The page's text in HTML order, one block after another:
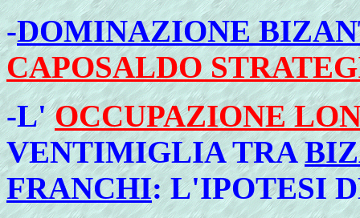
-DOMINAZIONE
CAPOSALDO
-L'OCCUPAZIONE
VENTIMIGLIA TRA
FRANCHI: L'IPOTESI